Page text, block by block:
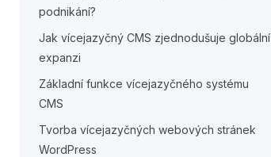
podnikání?
Jak vícejazyčný CMS zjednodušuje globální
expanzi
Základní funkce vícejazyčného systému
CMS
Tvorba vícejazyčných webových stránek
WordPress